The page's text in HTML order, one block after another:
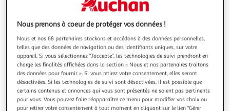
Illustration
précédente
Illustration
suivante
Nous prenons à coeur de protéger vos données !
Nous et nos 68 partenaires stockons et accédons à des données personnelles,
telles que des données de navigation ou des identifiants uniques, sur votre
appareil. Si vous sélectionnez "J'accepte", les technologies de suivi prendront en
charge les finalités affichées dans la section « Nous et nos partenaires traitons
des données pour fournir ». Si vous retirez votre consentement, elles seront
désactivées. Si les technologies de suivi sont désactivées, il est possible que
certains contenus et annonces qui vous sont présentés ne soient pas pertinents
pour vous. Vous pouvez faire réapparaître ce menu pour modifier vos choix ou
pour retirer votre consentement à tout moment en cliquant sur le lien "Gérer